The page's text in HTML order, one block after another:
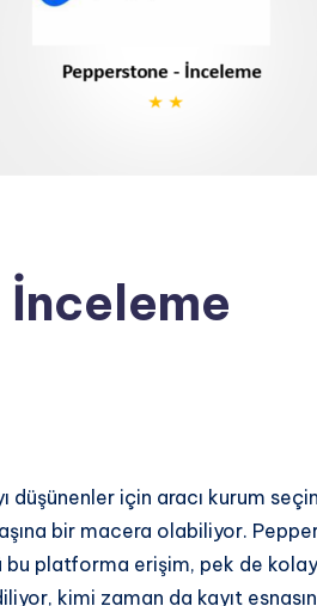
düşünenler için aracı kurum
bir macera olabiliyor.
platforma erişim, pek de
kimi zaman da kayıt